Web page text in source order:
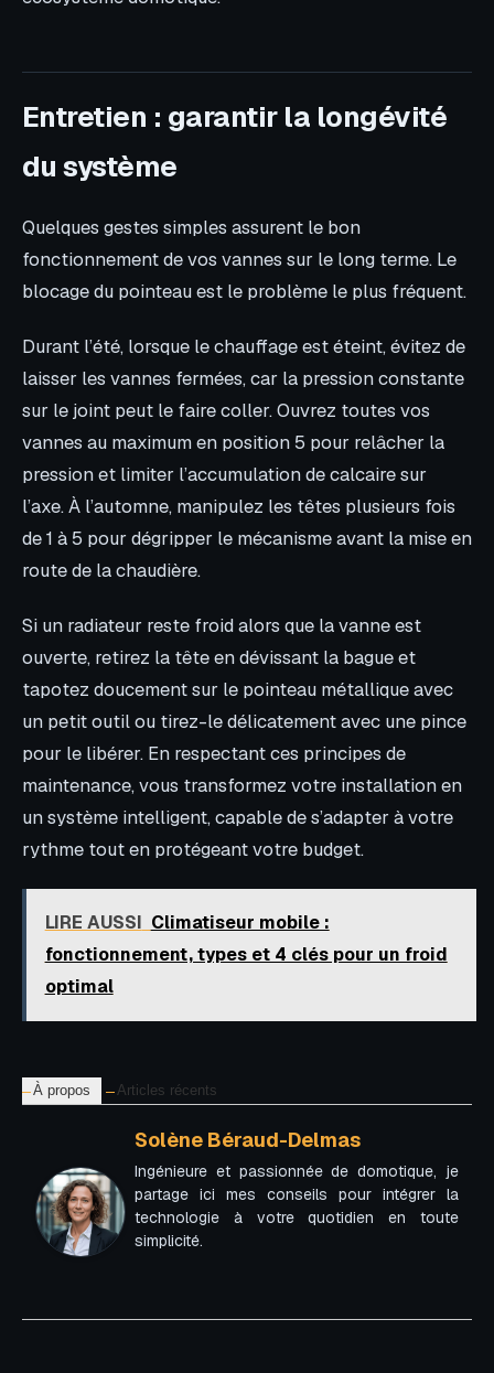
Entretien : garantir la longévité
du système
Quelques gestes simples assurent le bon
fonctionnement de vos vannes sur le long terme. Le
blocage du pointeau est le problème le plus fréquent.
Durant l’été, lorsque le chauffage est éteint, évitez de
laisser les vannes fermées, car la pression constante
sur le joint peut le faire coller. Ouvrez toutes vos
vannes au maximum en position 5 pour relâcher la
pression et limiter l’accumulation de calcaire sur
l’axe. À l’automne, manipulez les têtes plusieurs fois
de 1 à 5 pour dégripper le mécanisme avant la mise en
route de la chaudière.
Si un radiateur reste froid alors que la vanne est
ouverte, retirez la tête en dévissant la bague et
tapotez doucement sur le pointeau métallique avec
un petit outil ou tirez-le délicatement avec une pince
pour le libérer. En respectant ces principes de
maintenance, vous transformez votre installation en
un système intelligent, capable de s’adapter à votre
rythme tout en protégeant votre budget.
LIRE AUSSI Climatiseur mobile :
fonctionnement, types et 4 clés pour un froid
optimal
À propos Articles récents
Solène Béraud-Delmas
Ingénieure et passionnée de domotique, je
partage ici mes conseils pour intégrer la
technologie à votre quotidien en toute
simplicité.